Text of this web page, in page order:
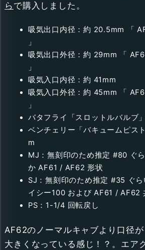
ら で購入しました。
吸気出口内径：約 20.5mm 「
」
吸気出口外径：約 29mm 「
」
吸気入口内径：約 41mm
吸気入口外径：約 45mm 「
」
バタフライ「スロットルバルブ
ベンチェリー「バキュームピス
m
MJ：無刻印のため推定 #80 ぐ
か AF61 / AF62 形状
SJ：無刻印のため推定 #35 ぐ
イシー100 および AF61 / AF62
PS：1-1/4 回転戻し
AF62のノーマルキャブより口径
大きくなっている感じ！？。エア